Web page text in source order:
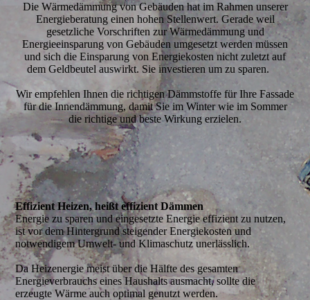
Die Wärmedämmung von Gebäuden hat im Rahmen unserer
Energieberatung einen hohen Stellenwert. Gerade weil
gesetzliche Vorschriften zur Wärmedämmung und
Energieeinsparung von Gebäuden umgesetzt werden müssen
und sich die Einsparung von Energiekosten nicht zuletzt auf
dem Geldbeutel auswirkt. Sie investieren um zu sparen.
Wir empfehlen Ihnen die richtigen Dämmstoffe für Ihre Fassade
für die Innendämmung, damit Sie im Winter wie im Sommer
die richtige und beste Wirkung erzielen.
Effizient Heizen, heißt effizient Dämmen
Energie zu sparen und eingesetzte Energie effizient zu nutzen,
ist vor dem Hintergrund steigender Energiekosten und
notwendigem Umwelt- und Klimaschutz unerlässlich.
Da Heizenergie meist über die Hälfte des gesamten
Energieverbrauchs eines Haushalts ausmacht, sollte die
erzeugte Wärme auch optimal genutzt werden.